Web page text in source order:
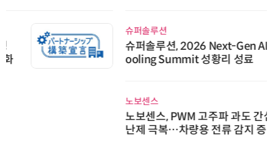
슈퍼솔루션
슈퍼솔루션, 2026 Next-Gen AI C
ooling Summit 성황리 성료
노보센스, PWM 고주파 과도 간섭
난제 극복…차량용 전류 감지 증폭